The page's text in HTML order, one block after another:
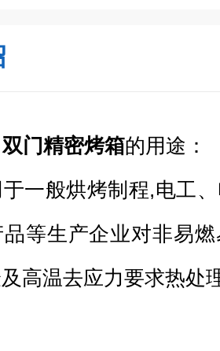
门精密烤箱的用途：
一般烘烤制程,电工
等生产企业对非易
高温去应力要求热处